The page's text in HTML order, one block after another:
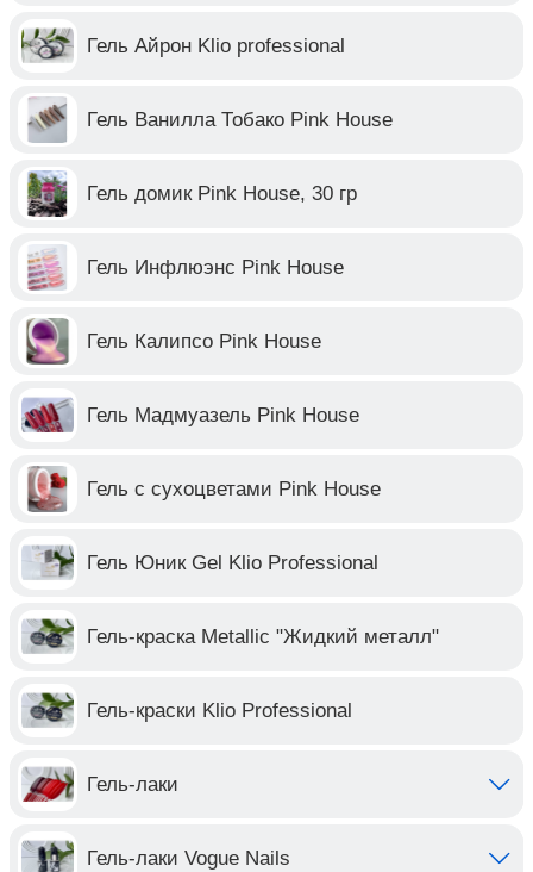
Гель Айрон Klio professional
Гель Ванилла Тобако Pink House
Гель домик Pink House, 30 гр
Гель Инфлюэнс Pink House
Гель Калипсо Pink House
Гель Мадмуазель Pink House
Гель с сухоцветами Pink House
Гель Юник Gel Klio Professional
Гель-краска Metallic "Жидкий металл"
Гель-краски Klio Professional
Гель-лаки
Гель-лаки Vogue Nails